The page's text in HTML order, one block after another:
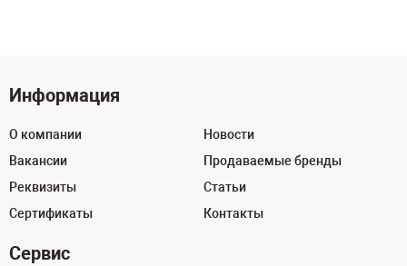
Информация
О компании
Вакансии
Реквизиты
Сертификаты
Новости
Продаваемые бренды
Статьи
Контакты
Сервис